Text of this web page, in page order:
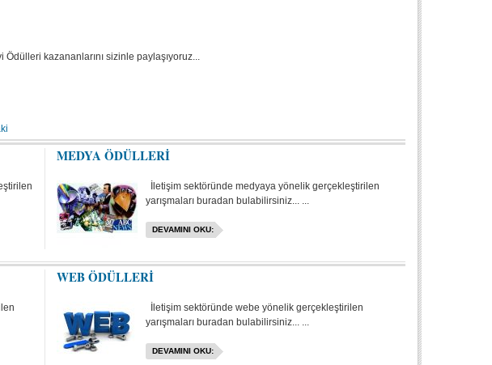
kazananlarını sizinle paylaşıyoruz...
MEDYA ÖDÜLLERİ
İletişim sektöründe medyaya yönelik gerçekleştirilen
yarışmaları buradan bulabilirsiniz... ...
DEVAMINI OKU:
WEB ÖDÜLLERİ
İletişim sektöründe webe yönelik gerçekleştirilen
yarışmaları buradan bulabilirsiniz... ...
DEVAMINI OKU: